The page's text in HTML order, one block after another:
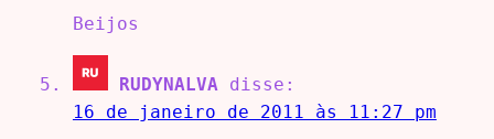
Beijos
RUDYNALVA
disse:
16 de janeiro de 2011 às 11:27 pm